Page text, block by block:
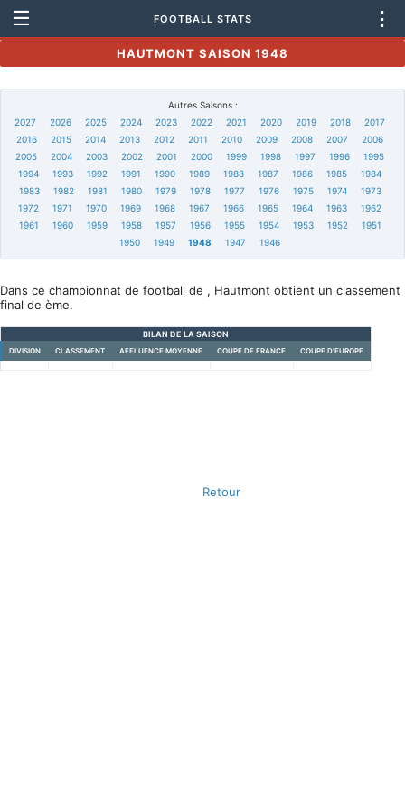
☰ FOOTBALL STATS ⋮
HAUTMONT SAISON 1948
Autres Saisons :
2027
2026 2025 2024 2023 2022 2021 2020 2019 2018
2017
2016
2015 2014 2013 2012 2011 2010 2009 2008 2007
2006
2005
2004 2003 2002 2001 2000 1999 1998 1997 1996
1995
1994
1993 1992 1991 1990 1989 1988 1987 1986 1985
1984
1983
1982 1981 1980 1979 1978 1977 1976 1975 1974
1973
1972
1971 1970 1969 1968 1967 1966 1965 1964 1963
1962
1961
1960 1959 1958 1957 1956 1955 1954 1953 1952
1951
1950
1949 1948 1947 1946
Dans ce championnat de football de , Hautmont obtient un classement
final de ème.
BILAN DE LA SAISON
DIVISION CLASSEMENT AFFLUENCE MOYENNE COUPE DE FRANCE COUPE D'EUROPE
Retour